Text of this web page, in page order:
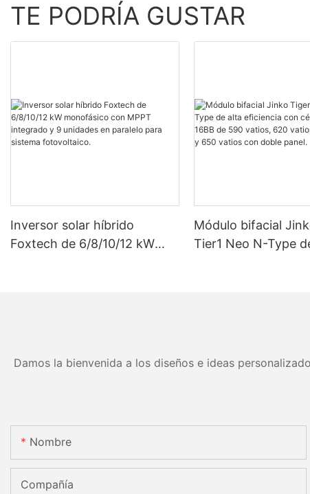
TE PODRÍA GUSTAR
Inversor solar híbrido
Foxtech de 6/8/10/12 kW
Módulo bifacial
Tier1 Neo N-Type
Damos la bienvenida a los diseños e ideas
Nombre
Compañía